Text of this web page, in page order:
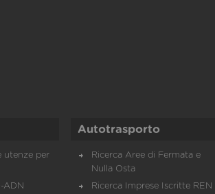
utenze per
ADN
Autotrasporto
Ricerca Aree di Fermata e
Nulla Osta
Ricerca Imprese Iscritte REN